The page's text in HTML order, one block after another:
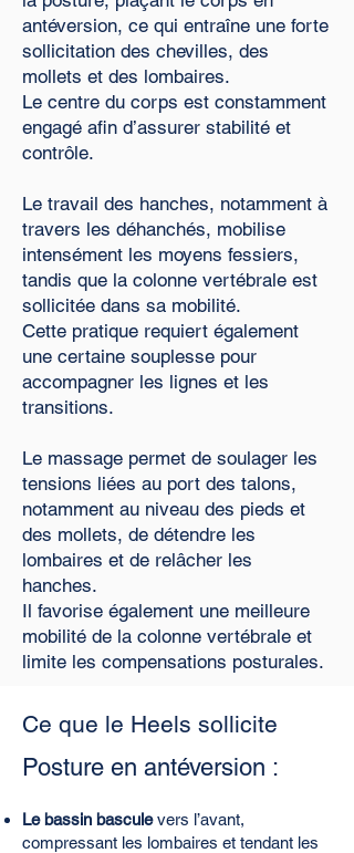
antéversion, ce qui entraîne une forte
sollicitation des chevilles, des
mollets et des lombaires.
Le centre du corps est constamment
engagé afin d’assurer stabilité et
contrôle.
Le travail des hanches, notamment à
travers les déhanchés, mobilise
intensément les moyens fessiers,
tandis que la colonne vertébrale est
sollicitée dans sa mobilité.
Cette pratique requiert également
une certaine souplesse pour
accompagner les lignes et les
transitions.
Le massage permet de soulager les
tensions liées au port des talons,
notamment au niveau des pieds et
des mollets, de détendre les
lombaires et de relâcher les
hanches.
Il favorise également une meilleure
mobilité de la colonne vertébrale et
limite les compensations posturales.
Ce que le Heels sollicite
Posture en antéversion :
Le bassin basculevers l’avant,
compressant les lombaires et tendant les